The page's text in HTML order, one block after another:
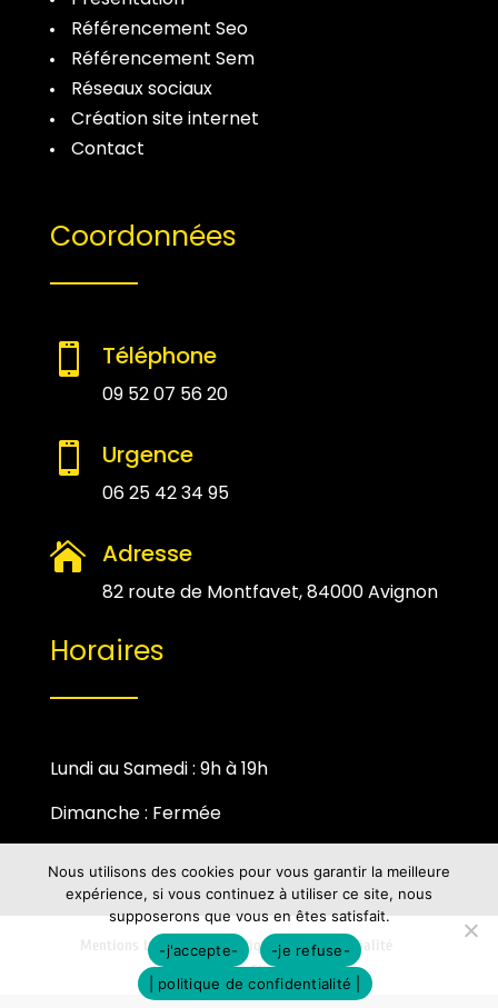
Référencement Seo
Référencement Sem
Réseaux sociaux
Création site internet
Contact
Coordonnées
 Téléphone
09 52 07 56 20
 Urgence
06 25 42 34 95
 Adresse
82 route de Montfavet, 84000 Avignon
Horaires
Lundi au Samedi : 9h à 19h
Dimanche : Fermée
Mentions Légales
Politique de Confidentialité
Plan du Site
Nous utilisons des cookies pour vous garantir la meilleure
expérience, si vous continuez à utiliser ce site, nous
supposerons que vous en êtes satisfait.
-j'accepte-
-je refuse-
| politique de confidentialité |